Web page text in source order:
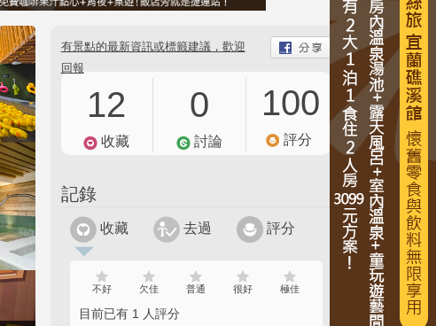
有景點的最新資訊或標籤建議，歡迎
回報
12
收藏
0
討論
100
評分
記錄
收藏 去過 評分
不好 欠佳 普通 很好 極佳
目前已有 1 人評分